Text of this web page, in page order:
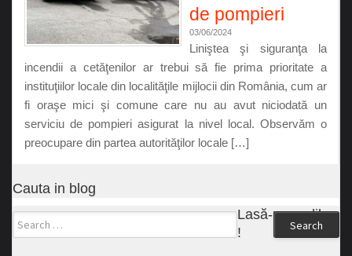
de pompieri
03/06/2024
Liniştea şi siguranţa la
incendii a cetăţenilor ar trebui să fie prima prioritate a
instituţiilor locale din localităţile mijlocii din România, cum ar
fi oraşe mici şi comune care nu au avut niciodată un
serviciu de pompieri asigurat la nivel local. Observăm o
preocupare din partea autorităţilor locale […]
Cauta in blog
Search
Lasă-ne un like
!